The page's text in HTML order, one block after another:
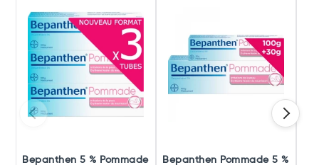
Bepanthen 5 % Pommade
Bepanthen Pommade 5 %